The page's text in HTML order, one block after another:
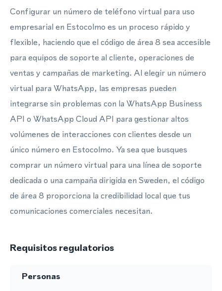
Configurar un número de teléfono virtual para uso
empresarial en Estocolmo es un proceso rápido y
flexible, haciendo que el código de área 8 sea accesible
para equipos de soporte al cliente, operaciones de
ventas y campañas de marketing. Al elegir un número
virtual para WhatsApp, las empresas pueden
integrarse sin problemas con la WhatsApp Business
API o WhatsApp Cloud API para gestionar altos
volúmenes de interacciones con clientes desde un
único número en Estocolmo. Ya sea que busques
comprar un número virtual para una línea de soporte
dedicada o una campaña dirigida en Sweden, el código
de área 8 proporciona la credibilidad local que tus
comunicaciones comerciales necesitan.
Requisitos regulatorios
Personas